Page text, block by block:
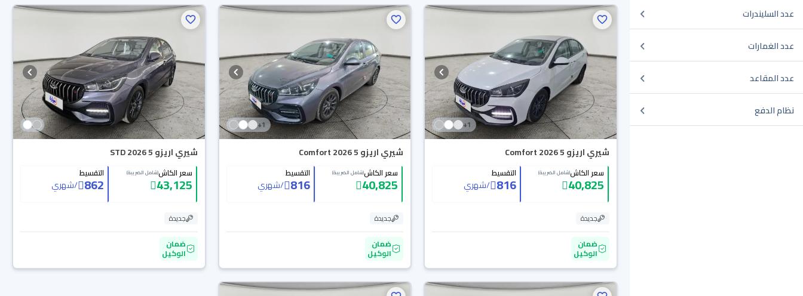
عدد السليندرات
عدد الغمارات
عدد المقاعد
نظام الدفع
1
+
شيري اريزو 5 Comfort 2026
سعر الكاش(شامل الضريبة)
40,825
التقسيط
816
/شهري
جديدة
ضمان
الوكيل
1
+
شيري اريزو 5 Comfort 2026
سعر الكاش(شامل الضريبة)
40,825
التقسيط
816
/شهري
جديدة
ضمان
الوكيل
شيري اريزو 5 STD 2026
سعر الكاش(شامل الضريبة)
43,125
التقسيط
862
/شهري
جديدة
ضمان
الوكيل